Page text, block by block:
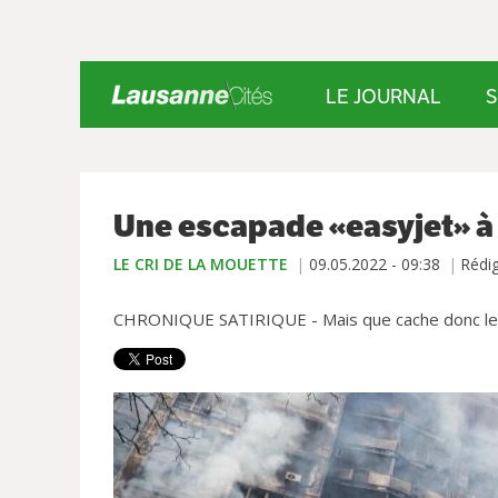
LE JOURNAL
Une escapade «easyjet»
LE CRI DE LA MOUETTE 09.05.2022 - 09:38
CHRONIQUE SATIRIQUE - Mais que cache